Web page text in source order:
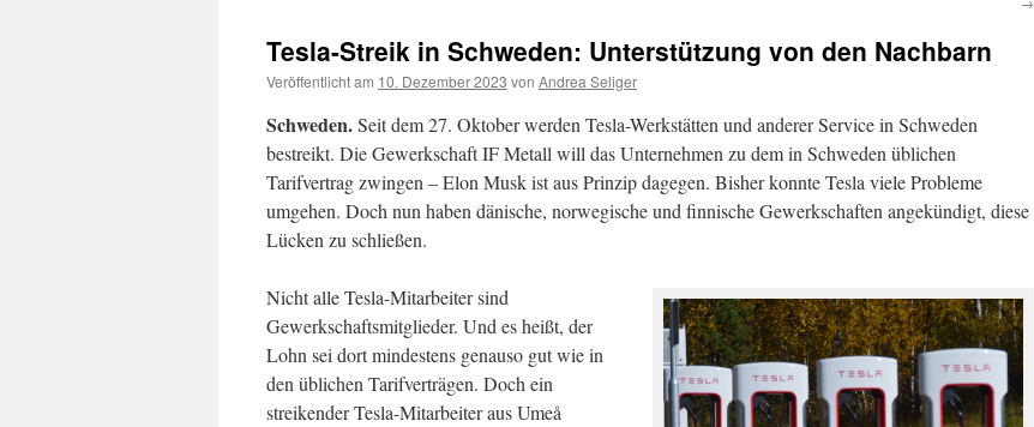
Tesla-Streik in Schweden: Unterstützung von den Nachbarn
Veröffentlicht am 10. Dezember 2023 von Andrea Seliger
Schweden.Seit dem 27. Oktober werden Tesla-Werkstätten und anderer Service in Schweden
bestreikt. Die Gewerkschaft IF Metall will das Unternehmen zu dem in Schweden üblichen
Tarifvertrag zwingen – Elon Musk ist aus Prinzip dagegen. Bisher konnte Tesla viele Probleme
umgehen. Doch nun haben dänische, norwegische und finnische Gewerkschaften angekündigt, diese
Lücken zu schließen.
Nicht alle Tesla-Mitarbeiter sind
Gewerkschaftsmitglieder. Und es heißt, der
Lohn sei dort mindestens genauso gut wie in
den üblichen Tarifverträgen. Doch ein
streikender Tesla-Mitarbeiter aus Umeå